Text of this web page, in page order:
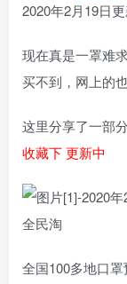
2020年2月19日
现在真是一罩难
买不到，网上的
这里分享了一部
收藏下 更新中
全国100多地口罩